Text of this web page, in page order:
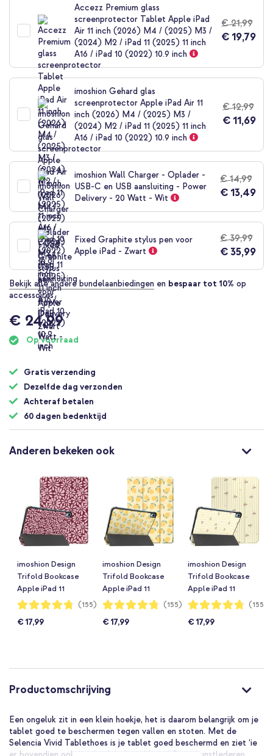
Accezz Premium glass
screenprotector Tablet Apple iPad
Air 11 inch (2026) M4 / (2025) M3 /
(2024) M2 / iPad 11 (2025) 11 inch
A16 / iPad 10 (2022) 10.9 inch
€ 21,99
€ 19,79
imoshion Gehard glas
screenprotector Apple iPad Air 11
inch (2026) M4 / (2025) M3 /
(2024) M2 / iPad 11 (2025) 11 inch
A16 / iPad 10 (2022) 10.9 inch
€ 12,99
€ 11,69
imoshion Wall Charger - Oplader -
USB-C en USB aansluiting - Power
Delivery - 20 Watt - Wit
€ 14,99
€ 13,49
Fixed Graphite stylus pen voor
Apple iPad - Zwart
€ 39,99
€ 35,99
Bekijk alle andere bundelaanbiedingen en bespaar tot 10% op
accessoires
€ 24,99
Op voorraad
Gratis verzending
Dezelfde dag verzonden
Achteraf betalen
60 dagen bedenktijd
Anderen bekeken ook
imoshion Design
Trifold Bookcase
Apple iPad 11
(2025) 11 inch A16 /
inch - Bloom Love
Waardering:
95%
(155)
€ 17,99
imoshion Design
Trifold Bookcase
Apple iPad 11
(2025) 11 inch A16 /
inch - Citrus Dream
Waardering:
95%
(155)
€ 17,99
imoshion Design
Trifold Bookcase
Apple iPad 11
(2025) 11 inch A16 /
inch - Garden
Waardering:
95%
(155)
€ 17,99
Productomschrijving
Een ongeluk zit in een klein hoekje, het is daarom belangrijk om je
tablet goed te beschermen tegen vallen en stoten. Met de
Selencia Vivid Tablethoes is je tablet goed beschermd en ziet ‘ie